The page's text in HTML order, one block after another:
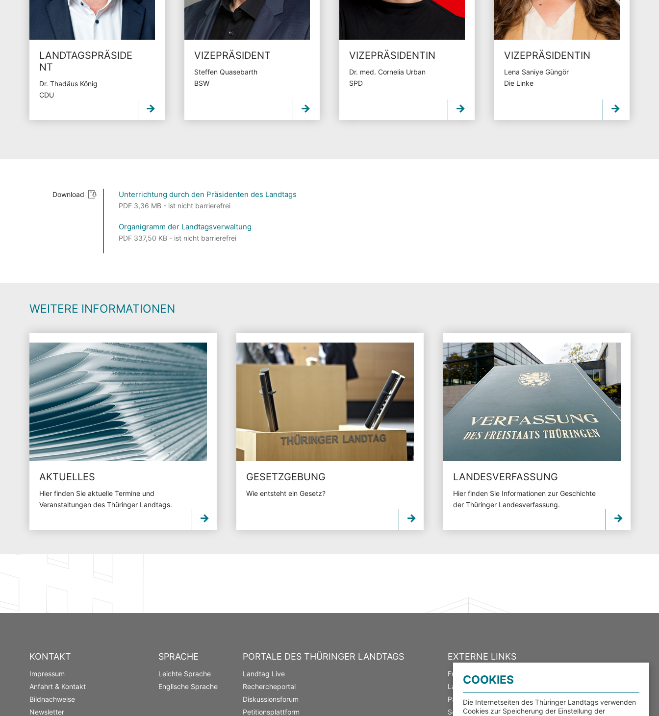
LANDTAGSPRÄSIDE
NT
Dr. Thadäus König
CDU
VIZEPRÄSIDENT
Steffen Quasebarth
BSW
VIZEPRÄSIDENTIN
Dr. med. Cornelia Urban
SPD
VIZEPRÄSIDENTIN
Lena Saniye Güngör
Die Linke
Download Unterrichtung durch den Präsidenten des Landtags
PDF 3,36 MB - ist nicht barrierefrei
Organigramm der Landtagsverwaltung
PDF 337,50 KB - ist nicht barrierefrei
WEITERE INFORMATIONEN
AKTUELLES
Hier finden Sie aktuelle Termine und
Veranstaltungen des Thüringer Landtags.
GESETZGEBUNG
Wie entsteht ein Gesetz?
LANDESVERFASSUNG
Hier finden Sie Informationen zur Geschichte
der Thüringer Landesverfassung.
KONTAKT
Impressum
Anfahrt & Kontakt
Bildnachweise
Newsletter
SPRACHE
Leichte Sprache
Englische Sprache
PORTALE DES THÜRINGER LANDTAGS
Landtag Live
Rechercheportal
Diskussionsforum
Petitionsplattform
EXTERNE LINKS
Freistaat Thüringen
Landeswahlleiter
Parlamentsspiegel
Serviceportal Thüringen
COOKIES
Die Internetseiten des Thüringer Landtags verwenden
Cookies zur Speicherung der Einstellung der